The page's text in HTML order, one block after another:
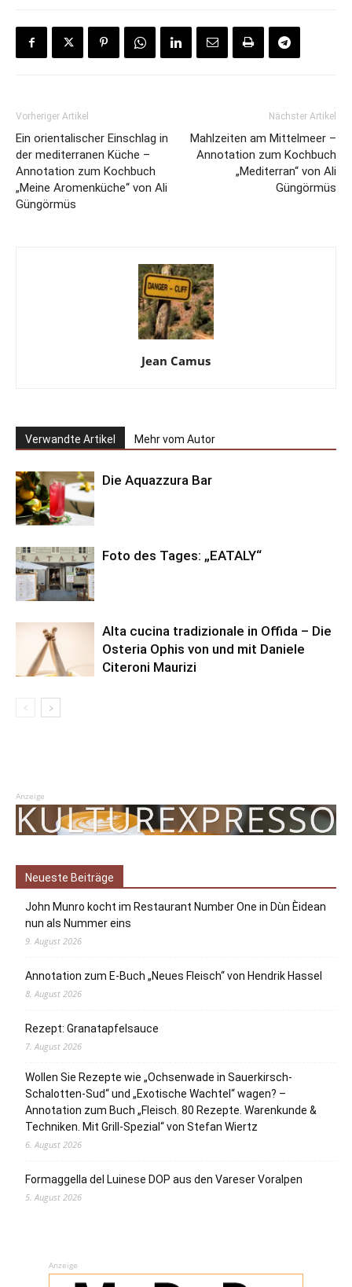
Vorheriger Artikel
Ein orientalischer Einschlag in
der mediterranen Küche –
Annotation zum Kochbuch
„Meine Aromenküche“ von Ali
Güngörmüs
Nächster Artikel
Mahlzeiten am Mittelmeer –
Annotation zum Kochbuch
„Mediterran“ von Ali
Güngörmüs
Jean Camus
Verwandte Artikel Mehr vom Autor
Die Aquazzura Bar
Foto des Tages: „EATALY“
Alta cucina tradizionale in Offida – Die
Osteria Ophis von und mit Daniele
Citeroni Maurizi
Anzeige
Neueste Beiträge
John Munro kocht im Restaurant Number One in Dùn Èidean
nun als Nummer eins
9. August 2026
Annotation zum E-Buch „Neues Fleisch“ von Hendrik Hassel
8. August 2026
Rezept: Granatapfelsauce
7. August 2026
Wollen Sie Rezepte wie „Ochsenwade in Sauerkirsch-
Schalotten-Sud“ und „Exotische Wachtel“ wagen? –
Annotation zum Buch „Fleisch. 80 Rezepte. Warenkunde &
Techniken. Mit Grill-Spezial“ von Stefan Wiertz
6. August 2026
Formaggella del Luinese DOP aus den Vareser Voralpen
5. August 2026
Anzeige